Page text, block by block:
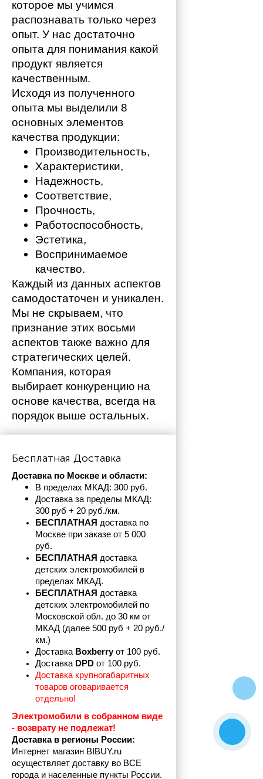
которое мы учимся
распознавать только через
опыт. У нас достаточно
опыта для понимания какой
продукт является
качественным.
Исходя из полученного
опыта мы выделили 8
основных элементов
качества продукции:
Производительность,
Характеристики,
Надежность,
Соответствие,
Прочность,
Работоспособность,
Эстетика,
Воспринимаемое
качество.
Каждый из данных аспектов
самодостаточен и уникален.
Мы не скрываем, что
признание этих восьми
аспектов также важно для
стратегических целей.
Компания, которая
выбирает конкуренцию на
основе качества, всегда на
порядок выше остальных.
Бесплатная Доставка
Доставка по Москве и области:
В пределах МКАД: 300 руб.
Доставка за пределы МКАД:
300 руб + 20 руб./км.
БЕСПЛАТНАЯ доставка по
Москве при заказе от 5 000
руб.
БЕСПЛАТНАЯ доставка
детских электромобилей в
пределах МКАД.
БЕСПЛАТНАЯ доставка
детских электромобилей по
Московской обл. до 30 км от
МКАД (далее 500 руб + 20 руб./
км.)
Доставка Boxberry от 100 руб.
Доставка DPD от 100 руб.
Доставка крупногабаритных
товаров оговаривается
отдельно!
Электромобили в собранном виде
- возврату не подлежат!
Доставка в регионы России:
Интернет магазин BIBUY.ru
осуществляет доставку во ВСЕ
города и населенные пункты России.